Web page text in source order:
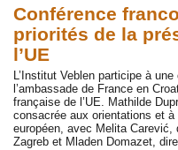
Conférence
priorités de la
l’UE
L’Institut Veblen participe à
l’ambassade de France en
française de l’UE. Mathilde
consacrée aux orientations et
européen, avec Melita Carević,
Zagreb et Mladen Domazet,